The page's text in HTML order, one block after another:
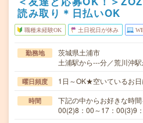
読み取り＊日払いOK
職種未経験OK 土日祝日が休み
勤務地
茨城県土浦市
土浦駅から---分／荒川沖
曜日頻度 1日～OK★空いているお
時間
下記の中からお好きな時
00(2)8：00～17：00(3)9